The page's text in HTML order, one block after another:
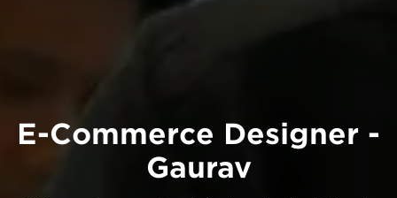
E-Commerce Designer -
Gaurav